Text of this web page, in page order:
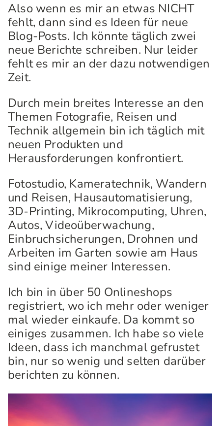
Also wenn es mir an etwas NICHT
fehlt, dann sind es Ideen für neue
Blog-Posts. Ich könnte täglich zwei
neue Berichte schreiben. Nur leider
fehlt es mir an der dazu notwendigen
Zeit.
Durch mein breites Interesse an den
Themen Fotografie, Reisen und
Technik allgemein bin ich täglich mit
neuen Produkten und
Herausforderungen konfrontiert.
Fotostudio, Kameratechnik, Wandern
und Reisen, Hausautomatisierung,
3D-Printing, Mikrocomputing, Uhren,
Autos, Videoüberwachung,
Einbruchsicherungen, Drohnen und
Arbeiten im Garten sowie am Haus
sind einige meiner Interessen.
Ich bin in über 50 Onlineshops
registriert, wo ich mehr oder weniger
mal wieder einkaufe. Da kommt so
einiges zusammen. Ich habe so viele
Ideen, dass ich manchmal gefrustet
bin, nur so wenig und selten darüber
berichten zu können.